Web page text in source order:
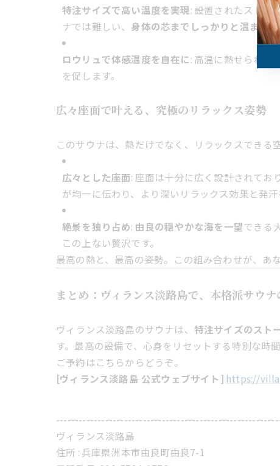
特注サイズで高い温度を実現: 設置されたストー
ナでは難しい、 身体の芯までしっかりと温まる
ロウリュで体感温度を自在に: 高温に熱せられた
を促します。
広々座面で叶える、究極のリラックス姿勢
このサウナは、熱だけでなく、リラックスできる
広々とした座面: 座面は十分に広く設計されてお
が均一に伝わり、より深いリラックス効果と発汗
絶景を独り占め: 由良の穏やかな海を一望できる
この上ない贅沢です。
最高の熱と、最高の姿勢。この組み合わせが、あ
まとめ：ヴィランス淡路島で、本格派サウナ
ヴィランス淡路島のサウナは、 特注サイズのスト
す。最高の設備で、心身をリセットする特別な時
ご予約はこちらからどうぞ。
[ヴィランス淡路島 公式ウェブサイト] https://
ヴィランス淡路島
住所 : 兵庫県洲本市由良町由良7-1